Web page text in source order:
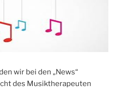
wir bei den „News“
des Musiktherapeuten